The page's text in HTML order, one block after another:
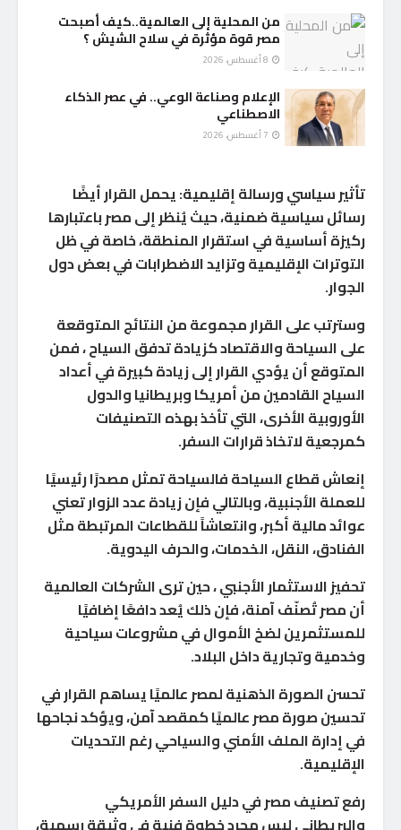
من المحلية إلى العالمية..كيف أصبحت
مصر قوة مؤثرة في سلاح الشيش ؟
الإعلام وصناعة الوعي.. في عصر الذكاء
الاصطناعي
تأثير سياسي ورسالة إقليمية: يحمل القرار أيضًا
رسائل سياسية ضمنية، حيث يُنظر إلى مصر باعتبارها
ركيزة أساسية في استقرار المنطقة، خاصة في ظل
التوترات الإقليمية وتزايد الاضطرابات في بعض دول
الجوار.
وسترتب على القرار مجموعة من النتائج المتوقعة
على السياحة والاقتصاد كزيادة تدفق السياح ، فمن
المتوقع أن يؤدي القرار إلى زيادة كبيرة في أعداد
السياح القادمين من أمريكا وبريطانيا والدول
الأوروبية الأخرى، التي تأخذ بهذه التصنيفات
كمرجعية لاتخاذ قرارات السفر.
إنعاش قطاع السياحة فالسياحة تمثل مصدرًا رئيسيًا
للعملة الأجنبية، وبالتالي فإن زيادة عدد الزوار تعني
عوائد مالية أكبر، وانتعاشاً للقطاعات المرتبطة مثل
الفنادق، النقل، الخدمات، والحرف اليدوية.
تحفيز الاستثمار الأجنبي ، حين ترى الشركات العالمية
أن مصر تُصنّف آمنة، فإن ذلك يُعد دافعًا إضافيًا
للمستثمرين لضخ الأموال في مشروعات سياحية
وخدمية وتجارية داخل البلاد.
تحسن الصورة الذهنية لمصر عالميًا يساهم القرار في
تحسين صورة مصر عالميًا كمقصد آمن، ويؤكد نجاحها
في إدارة الملف الأمني والسياحي رغم التحديات
الإقليمية.
رفع تصنيف مصر في دليل السفر الأمريكي